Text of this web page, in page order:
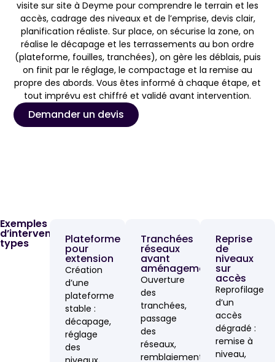
visite sur site à Deyme pour comprendre le terrain et les
accès, cadrage des niveaux et de l’emprise, devis clair,
planification réaliste. Sur place, on sécurise la zone, on
réalise le décapage et les terrassements au bon ordre
(plateforme, fouilles, tranchées), on gère les déblais, puis
on finit par le réglage, le compactage et la remise au
propre des abords. Vous êtes informé à chaque étape, et
tout imprévu est chiffré et validé avant intervention.
Demander un devis
Exemples
d’interventions
types Plateforme
pour
extension
Création
d’une
plateforme
stable :
décapage,
réglage
des
Tranchées
réseaux
avant
aménagement
Ouverture
des
tranchées,
passage
des
réseaux,
remblaiement
Reprise
de
niveaux
sur
accès
Reprofilage
d’un
accès
dégradé :
remise à
niveau,